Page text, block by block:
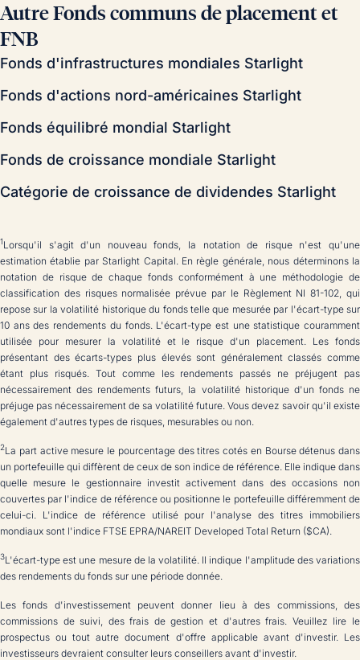
Autre Fonds communs de placement et
FNB
Fonds d'infrastructures mondiales Starlight
Fonds d'actions nord-américaines Starlight
Fonds équilibré mondial Starlight
Fonds de croissance mondiale Starlight
Catégorie de croissance de dividendes Starlight
1Lorsqu'il s'agit d'un nouveau fonds, la notation de risque n'est qu'une
estimation établie par Starlight Capital. En règle générale, nous déterminons la
notation de risque de chaque fonds conformément à une méthodologie de
classification des risques normalisée prévue par le Règlement NI 81-102, qui
repose sur la volatilité historique du fonds telle que mesurée par l'écart-type sur
10 ans des rendements du fonds. L'écart-type est une statistique couramment
utilisée pour mesurer la volatilité et le risque d'un placement. Les fonds
présentant des écarts-types plus élevés sont généralement classés comme
étant plus risqués. Tout comme les rendements passés ne préjugent pas
nécessairement des rendements futurs, la volatilité historique d'un fonds ne
préjuge pas nécessairement de sa volatilité future. Vous devez savoir qu'il existe
également d'autres types de risques, mesurables ou non.
2La part active mesure le pourcentage des titres cotés en Bourse détenus dans
un portefeuille qui diffèrent de ceux de son indice de référence. Elle indique dans
quelle mesure le gestionnaire investit activement dans des occasions non
couvertes par l'indice de référence ou positionne le portefeuille différemment de
celui-ci. L'indice de référence utilisé pour l'analyse des titres immobiliers
mondiaux sont l'indice FTSE EPRA/NAREIT Developed Total Return ($CA).
3L'écart-type est une mesure de la volatilité. Il indique l'amplitude des variations
des rendements du fonds sur une période donnée.
Les fonds d'investissement peuvent donner lieu à des commissions, des
commissions de suivi, des frais de gestion et d'autres frais. Veuillez lire le
prospectus ou tout autre document d'offre applicable avant d'investir. Les
investisseurs devraient consulter leurs conseillers avant d'investir.